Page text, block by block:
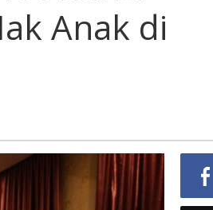
Anak di